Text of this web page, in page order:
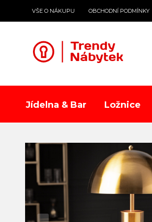
VŠE O NÁKUPU OBCHODNÍ PODMÍNKY
Jídelna & Bar Ložnice